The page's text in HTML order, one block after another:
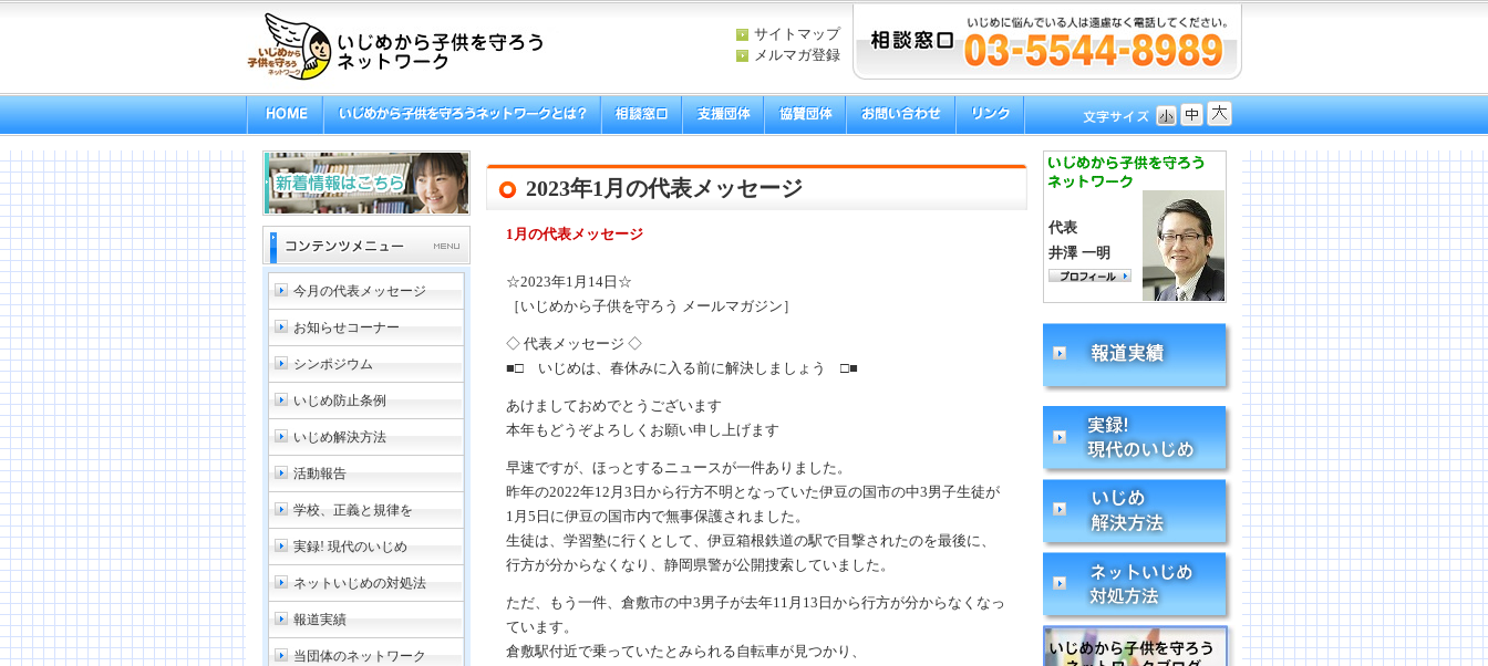
サイトマップ
メルマガ登録
今月の代表メッセージ
お知らせコーナー
シンポジウム
いじめ防止条例
いじめ解決方法
活動報告
学校、正義と規律を
実録! 現代のいじめ
ネットいじめの対処法
報道実績
当団体のネットワーク
2023年1月の代表メッセージ
1月の代表メッセージ
☆2023年1月14日☆
［いじめから子供を守ろう メールマガジン］
◇ 代表メッセージ ◇
■□ いじめは、春休みに入る前に解決しましょう □■
あけましておめでとうございます
本年もどうぞよろしくお願い申し上げます
早速ですが、ほっとするニュースが一件ありました。
昨年の2022年12月3日から行方不明となっていた伊豆の国市の中3男子生徒が
1月5日に伊豆の国市内で無事保護されました。
生徒は、学習塾に行くとして、伊豆箱根鉄道の駅で目撃されたのを最後に、
行方が分からなくなり、静岡県警が公開捜索していました。
ただ、もう一件、倉敷市の中3男子が去年11月13日から行方が分からなくなっ
ています。
倉敷駅付近で乗っていたとみられる自転車が見つかり、
代表
井澤 一明